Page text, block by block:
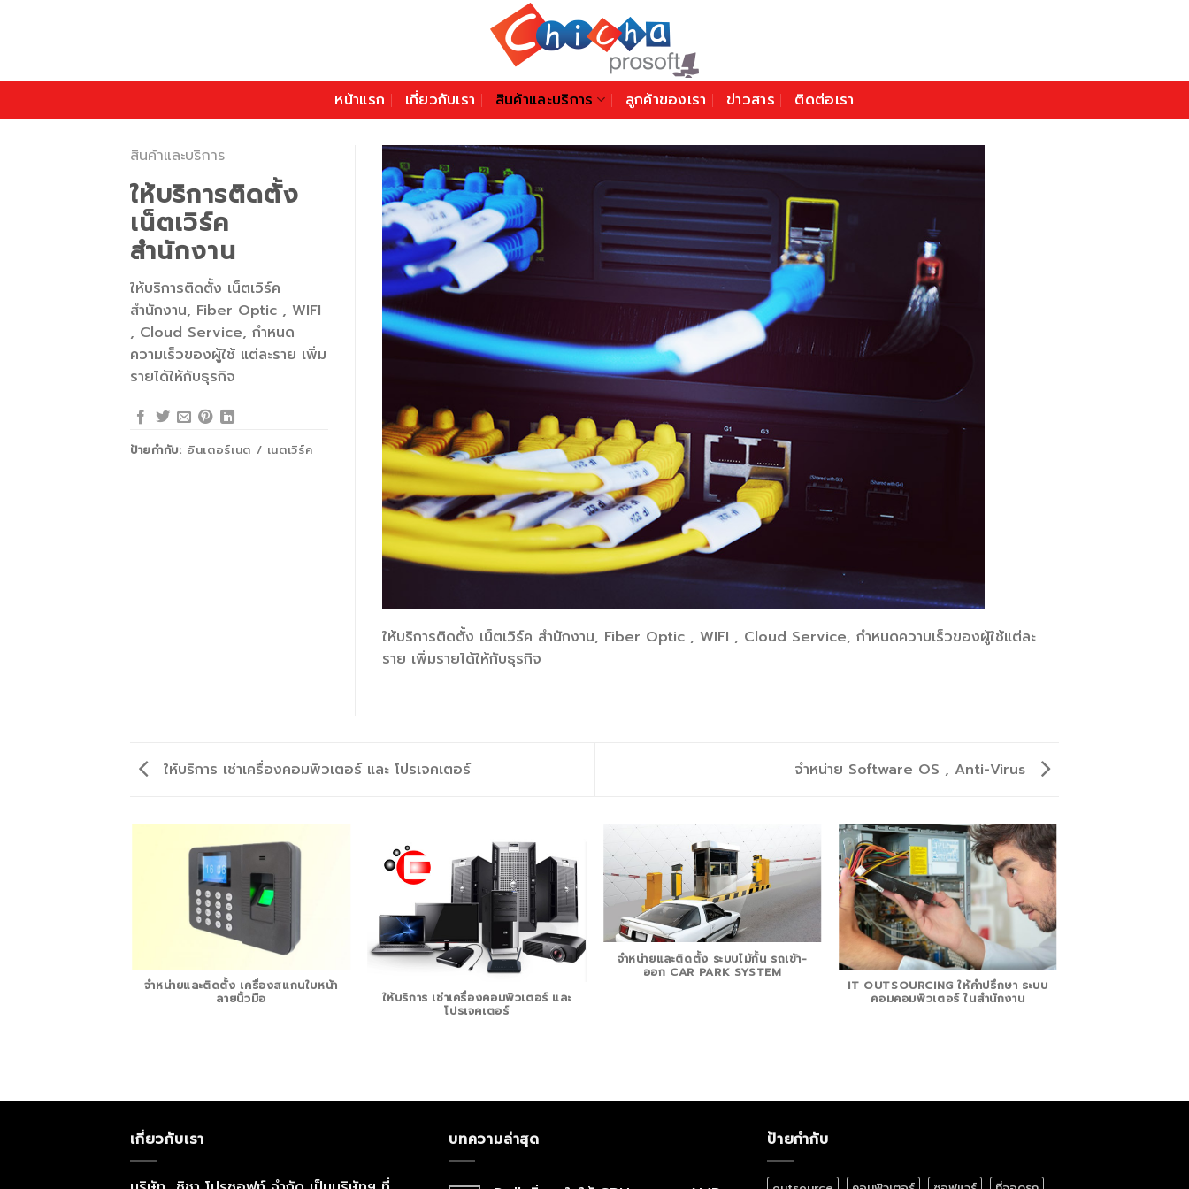
หน้าแรก เกี่ยวกับเรา สินค้าและบริการ ลูกค้าของเรา ข่าวสาร ติดต่อเรา
สินค้าและบริการ
ให้บริการติดตั้ง
เน็ตเวิร์ค
สำนักงาน
ให้บริการติดตั้ง เน็ตเวิร์ค
สำนักงาน, Fiber Optic , WIFI
, Cloud Service, กำหนด
ความเร็วของผู้ใช้ แต่ละราย เพิ่ม
รายได้ให้กับธุรกิจ
ป้ายกำกับ: อินเตอร์เนต / เนตเวิร์ค
ให้บริการติดตั้ง เน็ตเวิร์ค สำนักงาน, Fiber Optic , WIFI , Cloud Service, กำหนดความเร็วของผู้ใช้แต่ละ
ราย เพิ่มรายได้ให้กับธุรกิจ
ให้บริการ เช่าเครื่องคอมพิวเตอร์ และ โปรเจคเตอร์ จำหน่าย Software OS , Anti-Virus
จำหน่ายและติดตั้ง เครื่องสแกนใบหน้า
ลายนิ้วมือ
ให้บริการ เช่าเครื่องคอมพิวเตอร์ และ
โปรเจคเตอร์
จำหน่ายและติดตั้ง ระบบไม้กั้น รถเข้า-
ออก CAR PARK SYSTEM
IT OUTSOURCING ให้คำปรึกษา ระบบ
คอมคอมพิวเตอร์ ในสำนักงาน
เกี่ยวกับเรา บทความล่าสุด ป้ายกำกับ